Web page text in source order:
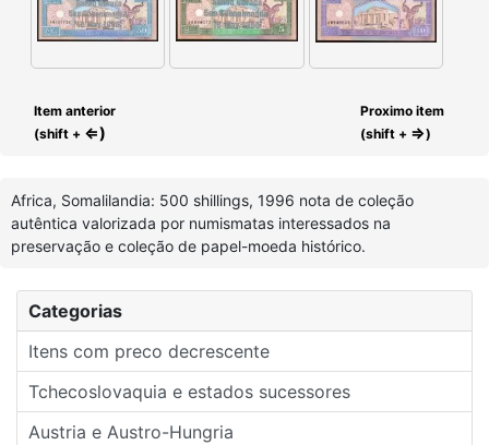
Categorias
Itens com preco decrescente
Tchecoslovaquia e estados sucessores
Austria e Austro-Hungria
Item anterior
(shift + ⇐)
Proximo item
(shift + ⇒)
Africa, Somalilandia: 500 shillings, 1996 nota de coleção
autêntica valorizada por numismatas interessados na
preservação e coleção de papel-moeda histórico.